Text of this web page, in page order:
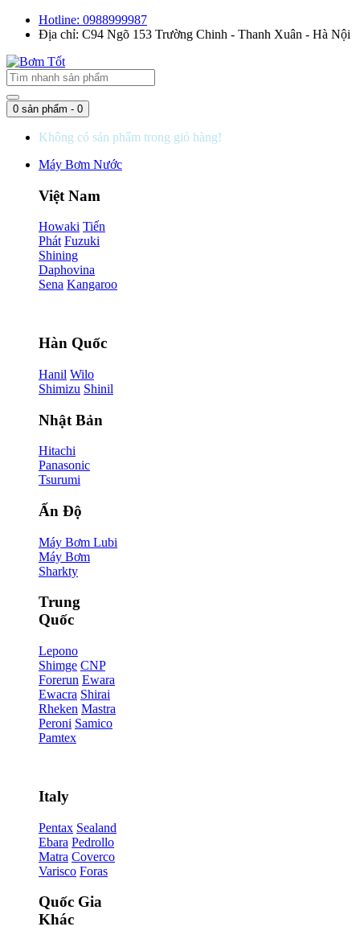
Hotline: 0988999987
Địa chỉ: C94 Ngõ 153 Trường Chinh - Thanh Xuân - Hà Nội
0 sản phẩm - 0
Không có sản phẩm trong giỏ hàng!
Máy Bơm Nước
Việt Nam
Howaki Tiến
Phát Fuzuki
Shining
Daphovina
Sena Kangaroo
Hàn Quốc
Hanil Wilo
Shimizu Shinil
Nhật Bản
Hitachi
Panasonic
Tsurumi
Ấn Độ
Máy Bơm Lubi
Máy Bơm
Sharkty
Trung
Quốc
Lepono
Shimge CNP
Forerun Ewara
Ewacra Shirai
Rheken Mastra
Peroni Samico
Pamtex
Italy
Pentax Sealand
Ebara Pedrollo
Matra Coverco
Varisco Foras
Quốc Gia
Khác